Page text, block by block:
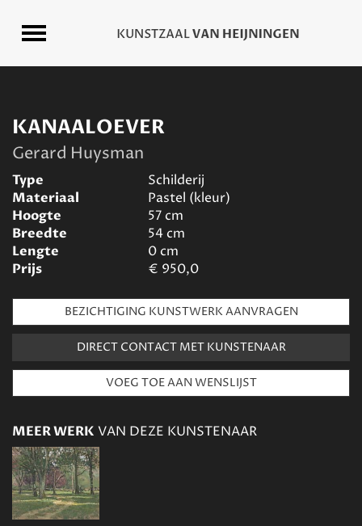
KANAALOEVER
Gerard Huysman
Type
Schilderij
Materiaal
Pastel (kleur)
Hoogte
57cm
Breedte
54cm
Lengte
0cm
Prijs
€ 950,0
BEZICHTIGING KUNSTWERK AANVRAGEN
DIRECT CONTACT MET KUNSTENAAR
MEER WERK VAN DEZE KUNSTENAAR